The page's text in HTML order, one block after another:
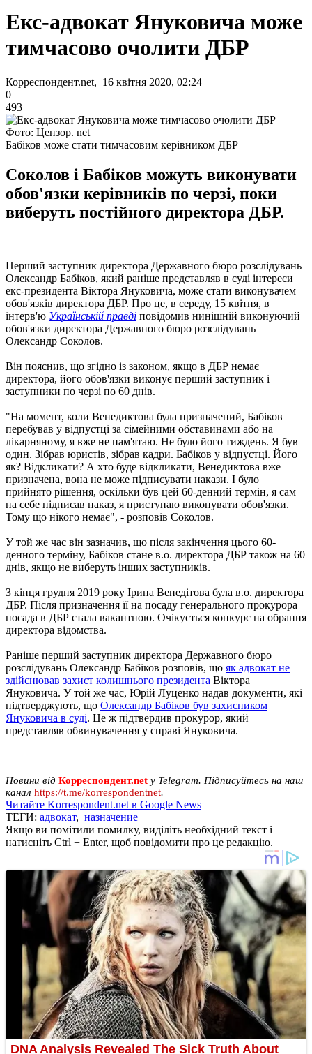
Екс-адвокат Януковича може
тимчасово очолити ДБР
Корреспондент.net, 16 квітня 2020, 02:24
0
493
Фото: Цензор. net
Бабіков може стати тимчасовим керівником ДБР
Соколов і Бабіков можуть виконувати
обов'язки керівників по черзі, поки
виберуть постійного директора ДБР.
Перший заступник директора Державного бюро розслідувань
Олександр Бабіков, який раніше представляв в суді інтереси
екс-президента Віктора Януковича, може стати виконувачем
обов'язків директора ДБР. Про це, в середу, 15 квітня, в
інтерв'ю Українській правді повідомив нинішній виконуючий
обов'язки директора Державного бюро розслідувань
Олександр Соколов.
Він пояснив, що згідно із законом, якщо в ДБР немає
директора, його обов'язки виконує перший заступник і
заступники по черзі по 60 днів.
"На момент, коли Венедиктова була призначений, Бабіков
перебував у відпустці за сімейними обставинами або на
лікарняному, я вже не пам'ятаю. Не було його тиждень. Я був
один. Зібрав юристів, зібрав кадри. Бабіков у відпустці. Його
як? Відкликати? А хто буде відкликати, Венедиктова вже
призначена, вона не може підписувати накази. І було
прийнято рішення, оскільки був цей 60-денний термін, я сам
на себе підписав наказ, я приступаю виконувати обов'язки.
Тому що нікого немає", - розповів Соколов.
У той же час він зазначив, що після закінчення цього 60-
денного терміну, Бабіков стане в.о. директора ДБР також на 60
днів, якщо не виберуть інших заступників.
З кінця грудня 2019 року Ірина Венедітова була в.о. директора
ДБР. Після призначення її на посаду генерального прокурора
посада в ДБР стала вакантною. Очікується конкурс на обрання
директора відомства.
Раніше перший заступник директора Державного бюро
розслідувань Олександр Бабіков розповів, що як адвокат не
здійснював захист колишнього президента Віктора
Януковича. У той же час, Юрій Луценко надав документи, які
підтверджують, що Олександр Бабіков був захисником
Януковича в суді. Це ж підтвердив прокурор, який
представляв обвинувачення у справі Януковича.
Новини від Корреспондент.net у Telegram. Підписуйтесь на наш
канал https://t.me/korrespondentnet.
Читайте Korrespondent.net в Google News
ТЕГИ: адвокат, назначение
Якщо ви помітили помилку, виділіть необхідний текст і
натисніть Ctrl + Enter, щоб повідомити про це редакцію.